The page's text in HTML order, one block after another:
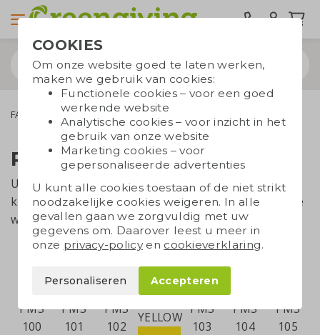
FAQ PMS
PMS-kleuren
U vindt hier een overzicht van alle beschikbare PMS-
kleuren (Solid Coated). Let op: het betreft een digitale
weergave, het uiteindelijke resultaat kan afwijken.
PMS
100
PMS
101
PMS
102
YELLOW
PMS
103
PMS
104
PMS
105
COOKIES
Om onze website goed te laten werken,
maken we gebruik van cookies:
Functionele cookies – voor een goed
werkende website
Analytische cookies – voor inzicht in het
gebruik van onze website
Marketing cookies – voor
gepersonaliseerde advertenties
U kunt alle cookies toestaan of de niet strikt
noodzakelijke cookies weigeren. In alle
gevallen gaan we zorgvuldig met uw
gegevens om. Daarover leest u meer in
onze privacy-policyen cookieverklaring.
Personaliseren Accepteren